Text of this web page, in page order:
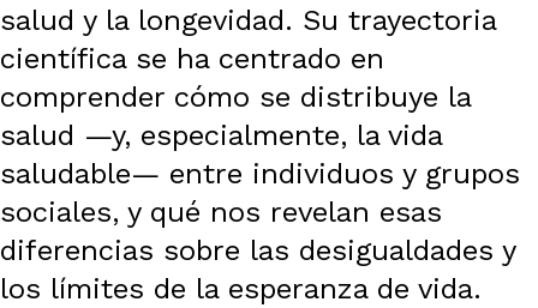
salud y la longevidad. Su trayectoria
científica se ha centrado en
comprender cómo se distribuye la
salud —y, especialmente, la vida
saludable— entre individuos y grupos
sociales, y qué nos revelan esas
diferencias sobre las desigualdades y
los límites de la esperanza de vida.